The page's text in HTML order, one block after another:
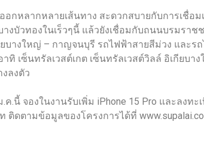
กหลากหลายเส้นทาง สะดวกสบายกับการเชื่
งบัวทองในเร็วๆนี้ แล้วยังเชื่อมกับถนนบรมรา
ยบางใหญ่ – กาญจนบุรี รถไฟฟ้าสายสีม่วง และ
เซ็นทรัลเวสต์เกต เซ็นทรัลเวสต์วิลล์ อิเกียบ
ลงตัว
นี้ จองในงานรับเพิ่ม iPhone 15 Pro และลงท
ติดตามข้อมูลของโครงการได้ที่